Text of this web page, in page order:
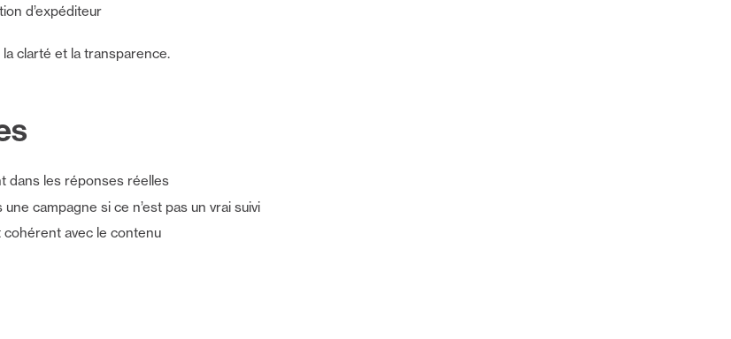
d’expéditeur
clarté et la transparence.
dans les réponses réelles
une campagne si ce n’est pas un vrai suivi
avec le contenu